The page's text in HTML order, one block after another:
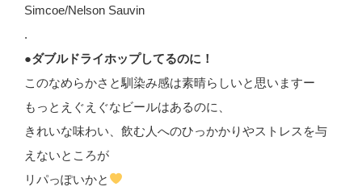
Simcoe/Nelson Sauvin
.
●ダブルドライホップしてるのに！
このなめらかさと馴染み感は素晴らしいと思いますー
もっとえぐえぐなビールはあるのに、
きれいな味わい、飲む人へのひっかかりやストレスを与
えないところが
リパっぽいかと